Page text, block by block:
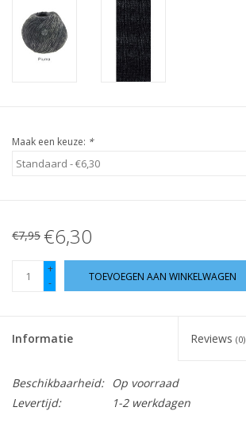
Cadeaubonnen
Maak een keuze: *
€7,95 €6,30
+
-
TOEVOEGEN AAN WINKELWAGEN
Informatie Reviews (0)
Beschikbaarheid:
Op voorraad
Levertijd:
1-2 werkdagen